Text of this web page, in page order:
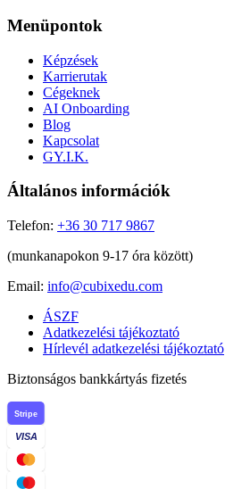
Menüpontok
Képzések
Karrierutak
Cégeknek
AI Onboarding
Blog
Kapcsolat
GY.I.K.
Általános információk
Telefon: +36 30 717 9867
(munkanapokon 9-17 óra között)
Email: info@cubixedu.com
ÁSZF
Adatkezelési tájékoztató
Hírlevél adatkezelési tájékoztató
Biztonságos bankkártyás fizetés
Stripe
VISA